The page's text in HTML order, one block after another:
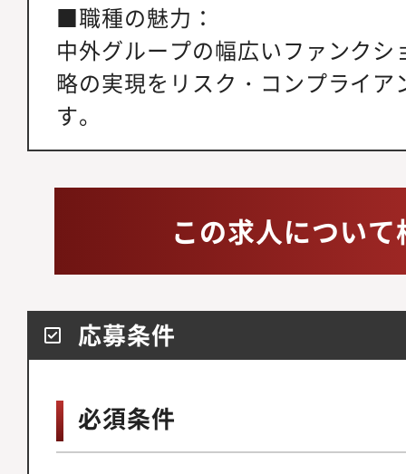
■職種の魅力：
中外グループの幅広いファンク
略の実現をリスク・コンプライ
す。
この求人につい
応募条件
必須条件